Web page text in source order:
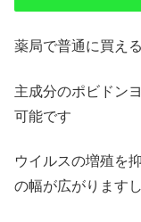
薬局で普通に買え
主成分のポビドン
可能です
ウイルスの増殖を
の幅が広がりますし